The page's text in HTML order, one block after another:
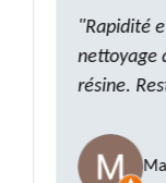
"Rapidité
nettoyage
résine.
compter
prestation,